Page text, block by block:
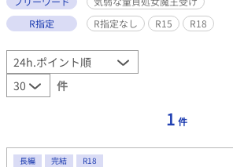
R指定
R指定なし R15 R18
件
1 件
長編 完結 R18